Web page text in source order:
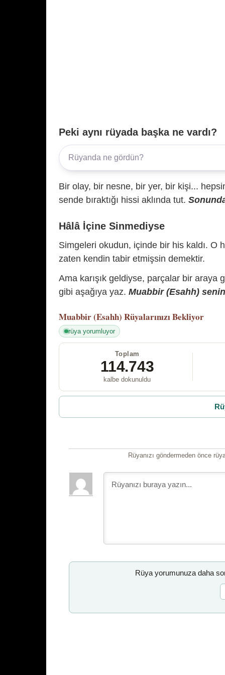
Peki aynı rüyada başka ne vardı?
Bir olay, bir nesne, bir yer, bir kişi...
sende bıraktığı hissi aklında tut.
Hâlâ İçine Sinmediyse
Simgeleri okudun, içinde bir his kaldı. O
zaten kendin tabir etmişsin demektir.
Ama karışık geldiyse, parçalar bir araya
gibi aşağıya yaz. Muabbir (Esahh)
Muabbir (Esahh) Rüyalarınızı Bekliyor
rüya yorumluyor
Toplam
114.743
kalbe dokunuldu
Rüyanızı göndermeden önce
Rüya yorumunuza daha